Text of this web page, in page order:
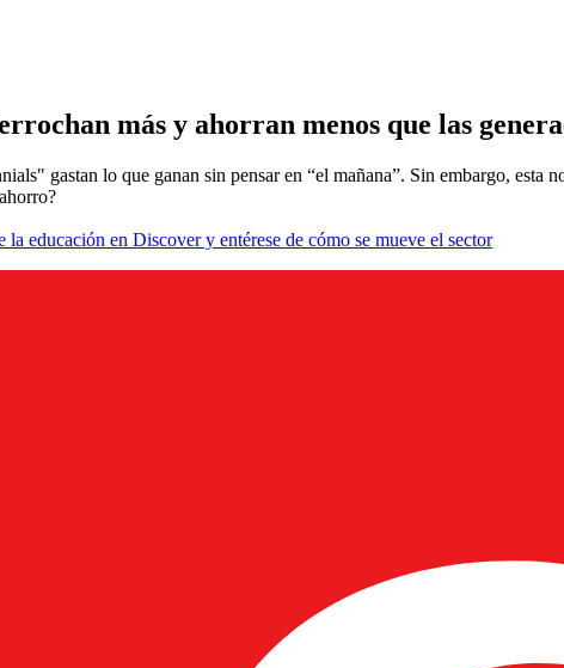
más y ahorran menos que las
gastan lo que ganan sin pensar en “el mañana”. Sin embargo,
la educación en Discover y entérese de cómo se mueve el sector